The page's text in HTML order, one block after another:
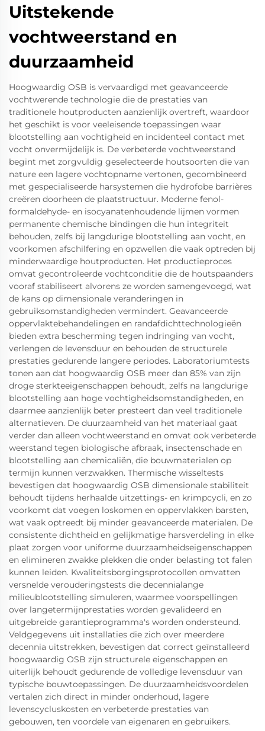
Uitstekende
vochtweerstand en
duurzaamheid
Hoogwaardig OSB is vervaardigd met geavanceerde
vochtwerende technologie die de prestaties van
traditionele houtproducten aanzienlijk overtreft, waardoor
het geschikt is voor veeleisende toepassingen waar
blootstelling aan vochtigheid en incidenteel contact met
vocht onvermijdelijk is. De verbeterde vochtweerstand
begint met zorgvuldig geselecteerde houtsoorten die van
nature een lagere vochtopname vertonen, gecombineerd
met gespecialiseerde harsystemen die hydrofobe barrières
creëren doorheen de plaatstructuur. Moderne fenol-
formaldehyde- en isocyanatenhoudende lijmen vormen
permanente chemische bindingen die hun integriteit
behouden, zelfs bij langdurige blootstelling aan vocht, en
voorkomen afschilfering en opzwellen die vaak optreden bij
minderwaardige houtproducten. Het productieproces
omvat gecontroleerde vochtconditie die de houtspaanders
vooraf stabiliseert alvorens ze worden samengevoegd, wat
de kans op dimensionale veranderingen in
gebruiksomstandigheden vermindert. Geavanceerde
oppervlaktebehandelingen en randafdichttechnologieën
bieden extra bescherming tegen indringing van vocht,
verlengen de levensduur en behouden de structurele
prestaties gedurende langere periodes. Laboratoriumtests
tonen aan dat hoogwaardig OSB meer dan 85% van zijn
droge sterkteeigenschappen behoudt, zelfs na langdurige
blootstelling aan hoge vochtigheidsomstandigheden, en
daarmee aanzienlijk beter presteert dan veel traditionele
alternatieven. De duurzaamheid van het materiaal gaat
verder dan alleen vochtweerstand en omvat ook verbeterde
weerstand tegen biologische afbraak, insectenschade en
blootstelling aan chemicaliën, die bouwmaterialen op
termijn kunnen verzwakken. Thermische wisseltests
bevestigen dat hoogwaardig OSB dimensionale stabiliteit
behoudt tijdens herhaalde uitzettings- en krimpcycli, en zo
voorkomt dat voegen loskomen en oppervlakken barsten,
wat vaak optreedt bij minder geavanceerde materialen. De
consistente dichtheid en gelijkmatige harsverdeling in elke
plaat zorgen voor uniforme duurzaamheidseigenschappen
en elimineren zwakke plekken die onder belasting tot falen
kunnen leiden. Kwaliteitsborgingsprotocollen omvatten
versnelde verouderingstests die decennialange
milieublootstelling simuleren, waarmee voorspellingen
over langetermijnprestaties worden gevalideerd en
uitgebreide garantieprogramma's worden ondersteund.
Veldgegevens uit installaties die zich over meerdere
decennia uitstrekken, bevestigen dat correct geïnstalleerd
hoogwaardig OSB zijn structurele eigenschappen en
uiterlijk behoudt gedurende de volledige levensduur van
typische bouwtoepassingen. De duurzaamheidsvoordelen
vertalen zich direct in minder onderhoud, lagere
levenscycluskosten en verbeterde prestaties van
gebouwen, ten voordele van eigenaren en gebruikers.